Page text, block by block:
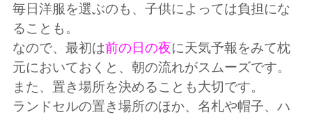
毎日洋服を選ぶのも、子供によっては負担にな
ることも。
なので、最初は前の日の夜に天気予報をみて枕
元においておくと、朝の流れがスムーズです。
また、置き場所を決めることも大切です。
ランドセルの置き場所のほか、名札や帽子、ハ